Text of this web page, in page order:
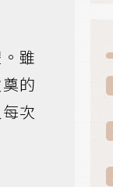
雖
的
次